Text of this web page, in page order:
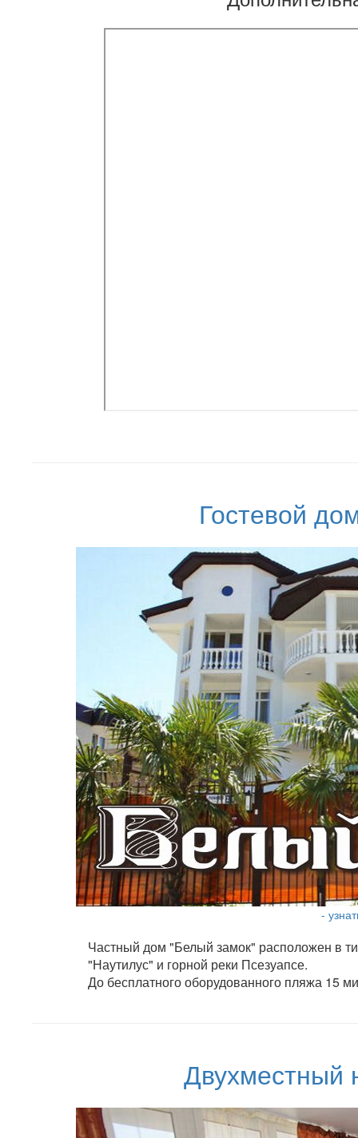
Гостевой
-
Частный дом "Белый замок" расположен в
"Наутилус" и горной реки Псезуапсе.
До бесплатного оборудованного пляжа 15
Двухместный